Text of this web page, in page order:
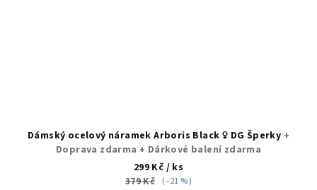
Dámský ocelový náramek Arboris Black ♀️ DG Šperky +
Doprava zdarma + Dárkové balení zdarma
299 Kč / ks
379 Kč (–21 %)